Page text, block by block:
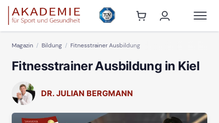
Magazin Bildung Fitnesstrainer Ausbildung
Fitnesstrainer Ausbildung in Kiel
DR. JULIAN BERGMANN